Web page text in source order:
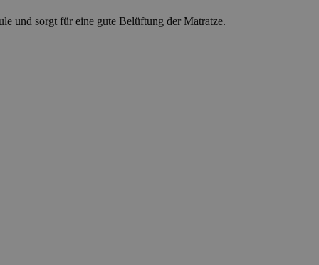
und sorgt für eine gute Belüftung der Matratze.